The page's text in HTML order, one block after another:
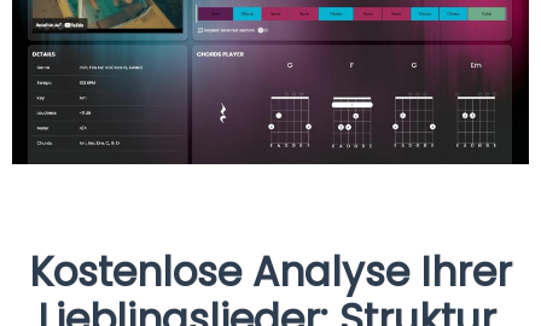
Kostenlose Analyse Ihrer